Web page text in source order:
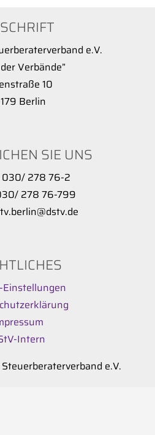
e.V.
Verbände”
10
Berlin
SIE UNS
030/ 278 76-2
278 76-799
Einstellungen
Intern
e.V.